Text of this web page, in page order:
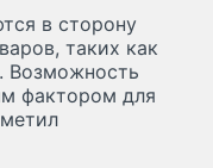
в сторону
таких как
Возможность
фактором для